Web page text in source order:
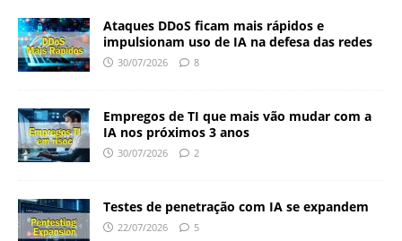
Ataques DDoS ficam mais rápidos e
impulsionam uso de IA na defesa das redes
30/07/2026 8
Empregos de TI que mais vão mudar com a
IA nos próximos 3 anos
30/07/2026 2
Testes de penetração com IA se expandem
22/07/2026 5